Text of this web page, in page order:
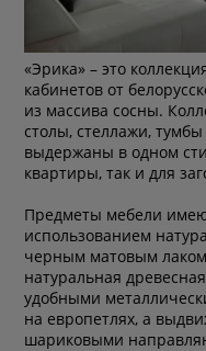
«Эрика» – это
кабинетов от
из массива сосны.
столы, стеллажи,
выдержаны в одном
квартиры, так и для
Предметы мебели
использованием
черным матовым
натуральная
удобными
на европетлях, а
шариковыми